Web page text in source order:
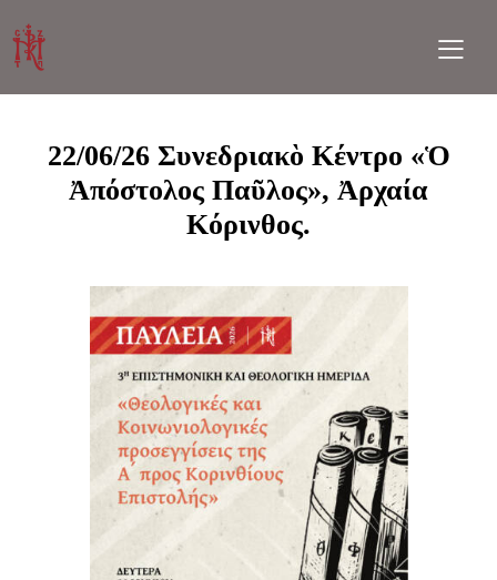
22/06/26 Συνεδριακὸ Κέντρο «Ὁ
Ἀπόστολος Παῦλος», Ἀρχαία
Κόρινθος.